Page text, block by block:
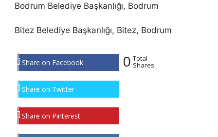
Bodrum Belediye Başkanlığı, Bodrum
Bitez Belediye Başkanlığı, Bitez, Bodrum
Share on Facebook
Share on Twitter
Share on Pinterest
0 Total
Shares